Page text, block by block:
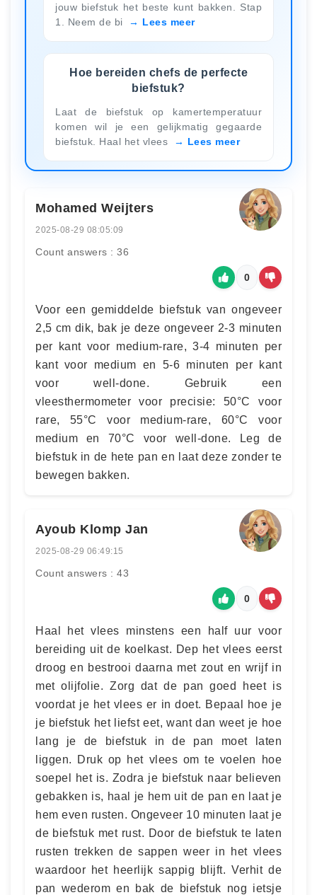
jouw biefstuk het beste kunt bakken. Stap
1. Neem de bi
Lees meer
Hoe bereiden chefs de perfecte
biefstuk?
Laat de biefstuk op kamertemperatuur
komen wil je een gelijkmatig gegaarde
biefstuk. Haal het vlees
Lees meer
Mohamed Weijters
2025-08-29 08:05:09
Count answers : 36
0
Voor een gemiddelde biefstuk van ongeveer
2,5 cm dik, bak je deze ongeveer 2-3 minuten
per kant voor medium-rare, 3-4 minuten per
kant voor medium en 5-6 minuten per kant
voor well-done. Gebruik een
vleesthermometer voor precisie: 50°C voor
rare, 55°C voor medium-rare, 60°C voor
medium en 70°C voor well-done. Leg de
biefstuk in de hete pan en laat deze zonder te
bewegen bakken.
Ayoub Klomp Jan
2025-08-29 06:49:15
Count answers : 43
0
Haal het vlees minstens een half uur voor
bereiding uit de koelkast. Dep het vlees eerst
droog en bestrooi daarna met zout en wrijf in
met olijfolie. Zorg dat de pan goed heet is
voordat je het vlees er in doet. Bepaal hoe je
je biefstuk het liefst eet, want dan weet je hoe
lang je de biefstuk in de pan moet laten
liggen. Druk op het vlees om te voelen hoe
soepel het is. Zodra je biefstuk naar believen
gebakken is, haal je hem uit de pan en laat je
hem even rusten. Ongeveer 10 minuten laat je
de biefstuk met rust. Door de biefstuk te laten
rusten trekken de sappen weer in het vlees
waardoor het heerlijk sappig blijft. Verhit de
pan wederom en bak de biefstuk nog ietsje